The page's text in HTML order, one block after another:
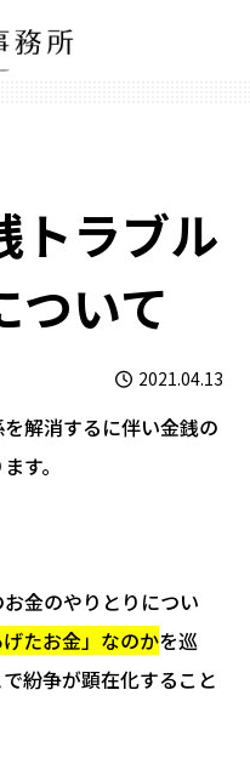
トラブル
ついて
2021.04.13
解消するに伴い金銭の
す。
金のやりとりについ
げたお金」なのかを巡
紛争が顕在化すること